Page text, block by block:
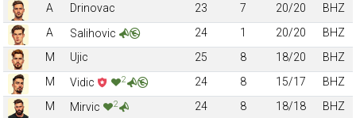
A
Drinovac 23 7 20/20
BHZ
A
Salihovic 24 1 20/20
BHZ
M
Ujic 25 8 18/20
BHZ
M
Vidic 2 24 8 15/17
BHZ
M
Mirvic 2 24 8 18/18
BHZ